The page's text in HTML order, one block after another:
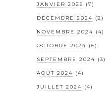
JANVIER 2025 (7)
DÉCEMBRE 2024 (2)
NOVEMBRE 2024 (4)
OCTOBRE 2024 (6)
SEPTEMBRE 2024 (3)
AOÛT 2024 (4)
JUILLET 2024 (4)